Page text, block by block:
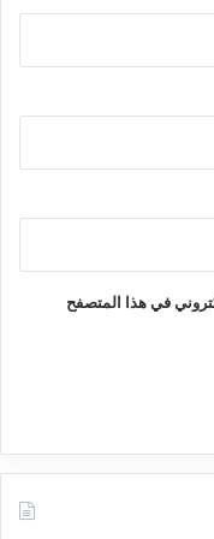
في هذا المتصفح